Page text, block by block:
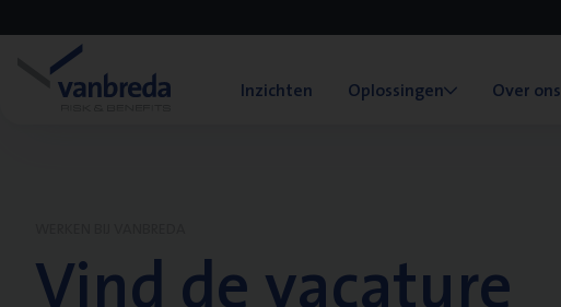
Inzichten Oplossingen Over ons
Vind de vacature